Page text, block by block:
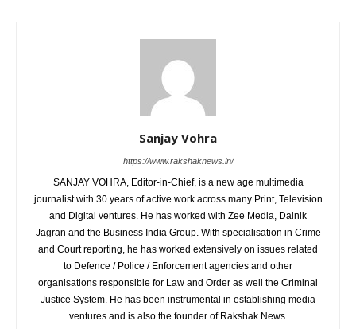
Sanjay Vohra
https://www.rakshaknews.in/
SANJAY VOHRA, Editor-in-Chief, is a new age multimedia
journalist with 30 years of active work across many Print, Television
and Digital ventures. He has worked with Zee Media, Dainik
Jagran and the Business India Group. With specialisation in Crime
and Court reporting, he has worked extensively on issues related
to Defence / Police / Enforcement agencies and other
organisations responsible for Law and Order as well the Criminal
Justice System. He has been instrumental in establishing media
ventures and is also the founder of Rakshak News.